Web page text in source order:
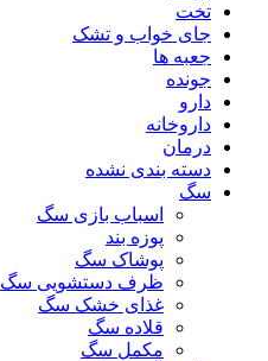
تخت
جای خواب و تشک
جعبه ها
جونده
دارو
داروخانه
درمان
دسته بندی نشده
سگ
اسباب بازی سگ
پوزه بند
پوشاک سگ
ظرف دستشویی سگ
غذای خشک سگ
قلاده سگ
مکمل سگ